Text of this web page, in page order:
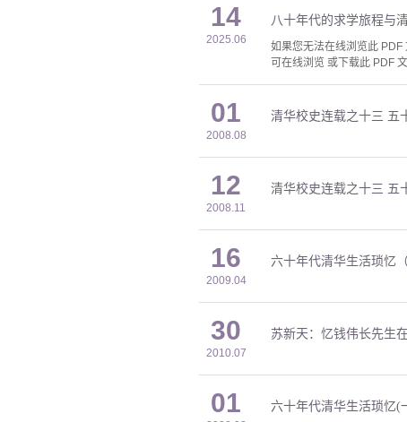
14
2025.06
八十年代的求学旅程与
如果您无法在线浏览此
可在线浏览 或下载此 PDF 文
01
2008.08
清华校史连载之十三 五
12
2008.11
清华校史连载之十三 五
16
2009.04
六十年代清华生活琐忆（
30
2010.07
苏新天：忆钱伟长先生
01 六十年代清华生活琐忆(